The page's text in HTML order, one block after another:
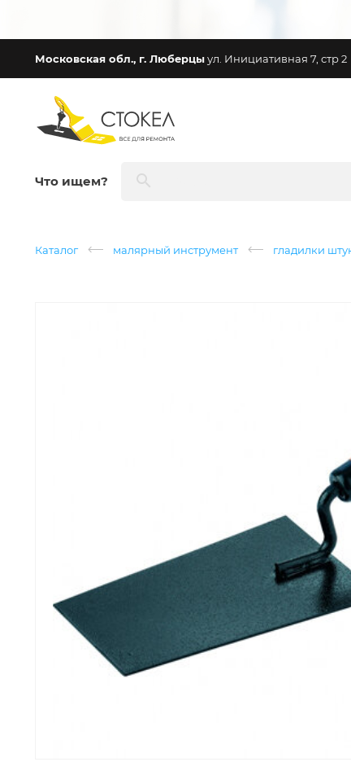
Московская обл., г. Люберцыул. Инициативная 7, стр 2
Что ищем?
Каталог малярный инструмент гладилки